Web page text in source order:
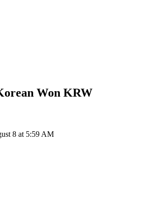
Won KRW
8 at 5:59 AM